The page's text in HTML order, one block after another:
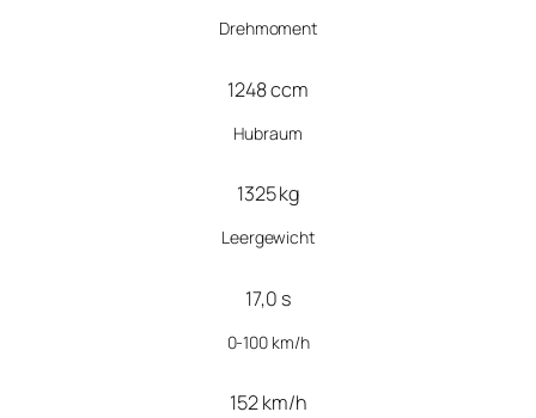
Drehmoment
1248 ccm
Hubraum
1325 kg
Leergewicht
17,0 s
0-100 km/h
152 km/h